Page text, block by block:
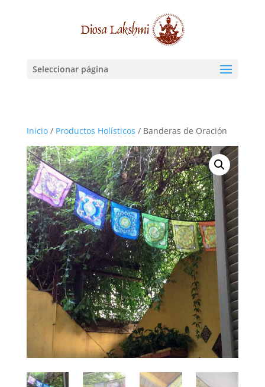
Seleccionar página
Inicio/ Productos Holísticos / Banderas de Oración